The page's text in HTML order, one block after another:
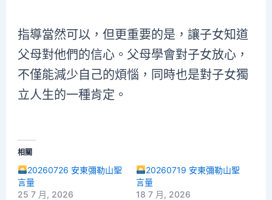
指導當然可以，但更重要的是，讓子女知道
父母對他們的信心。父母學會對子女放心，
不僅能減少自己的煩惱，同時也是對子女獨
立人生的一種肯定。
相關
20260726 安東彌勒山聖
言量
25 7 月, 2026
20260719 安東彌勒山聖
言量
18 7 月, 2026